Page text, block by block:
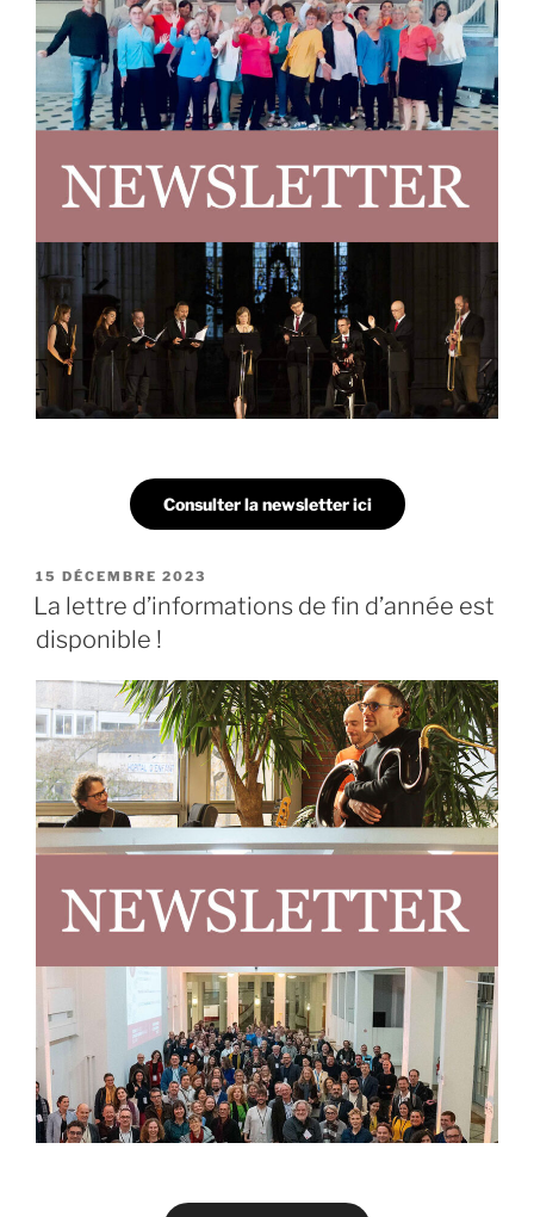
Consulter la newsletter ici
PUBLIÉ
LE
15 DÉCEMBRE 2023
La lettre d’informations de fin d’année est
disponible !